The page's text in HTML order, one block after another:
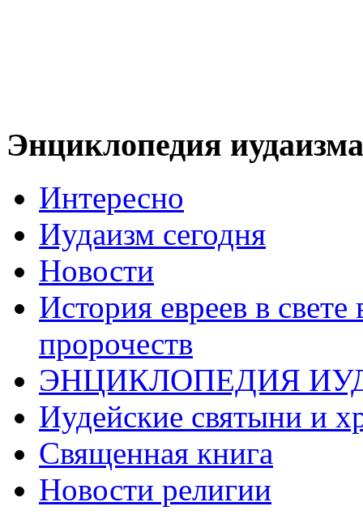
Энциклопедия иудаизма
Интересно
Иудаизм сегодня
Новости
История евреев в
пророчеств
ЭНЦИКЛОПЕДИЯ
Иудейские святыни и
Священная книга
Новости религии